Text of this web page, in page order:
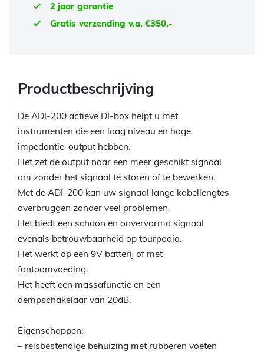
2 jaar garantie
Gratis verzending v.a. €350,-
Productbeschrijving
De ADI-200 actieve DI-box helpt u met
instrumenten die een laag niveau en hoge
impedantie-output hebben.
Het zet de output naar een meer geschikt signaal
om zonder het signaal te storen of te bewerken.
Met de ADI-200 kan uw signaal lange kabellengtes
overbruggen zonder veel problemen.
Het biedt een schoon en onvervormd signaal
evenals betrouwbaarheid op tourpodia.
Het werkt op een 9V batterij of met
fantoomvoeding.
Het heeft een massafunctie en een
dempschakelaar van 20dB.
Eigenschappen:
– reisbestendige behuizing met rubberen voeten